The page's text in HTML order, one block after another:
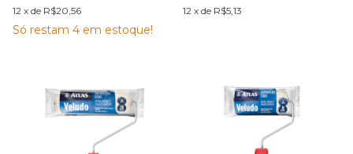
12 x de R$20,56
Só restam 4 em estoque!
12 x de R$5,13